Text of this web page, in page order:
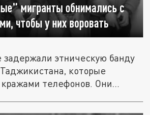
мигранты обнимались с
чтобы у них воровать
задержали этническую банду
которые
телефонов. Они...